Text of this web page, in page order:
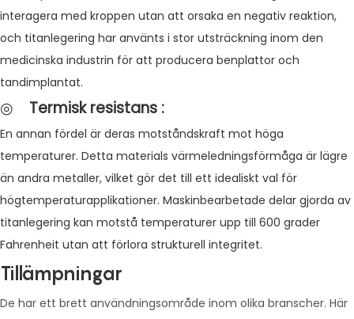
interagera med kroppen utan att orsaka en negativ reaktion,
och titanlegering har använts i stor utsträckning inom den
medicinska industrin för att producera benplattor och
tandimplantat.
◎ Termisk resistans :
En annan fördel är deras motståndskraft mot höga
temperaturer. Detta materials värmeledningsförmåga är lägre
än andra metaller, vilket gör det till ett idealiskt val för
högtemperaturapplikationer. Maskinbearbetade delar gjorda av
titanlegering kan motstå temperaturer upp till 600 grader
Fahrenheit utan att förlora strukturell integritet.
Tillämpningar
De har ett brett användningsområde inom olika branscher. Här